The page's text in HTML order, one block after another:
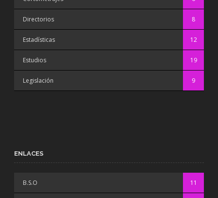
Directorios 8
Estadísticas 12
Estudios 19
Legislación 9
ENLACES
B.S.O 11